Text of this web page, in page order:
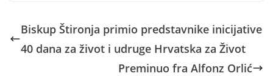
Biskup Štironja primio predstavnike inicijative
40 dana za život i udruge Hrvatska za Život
Preminuo fra Alfonz Orlić